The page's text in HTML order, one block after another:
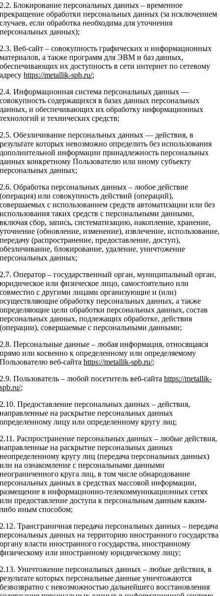
2.2. Блокирование персональных данных – временное
прекращение обработки персональных данных (за исключением
случаев, если обработка необходима для уточнения
персональных данных);
2.3. Веб-сайт – совокупность графических и информационных
материалов, а также программ для ЭВМ и баз данных,
обеспечивающих их доступность в сети интернет по сетевому
адресуhttps://metallik-spb.ru/;
2.4. Информационная система персональных данных —
совокупность содержащихся в базах данных персональных
данных, и обеспечивающих их обработку информационных
технологий и технических средств;
2.5. Обезличивание персональных данных — действия, в
результате которых невозможно определить без использования
дополнительной информации принадлежность персональных
данных конкретному Пользователю или иному субъекту
персональных данных;
2.6. Обработка персональных данных – любое действие
(операция) или совокупность действий (операций),
совершаемых с использованием средств автоматизации или без
использования таких средств с персональными данными,
включая сбор, запись, систематизацию, накопление, хранение,
уточнение (обновление, изменение), извлечение, использование,
передачу (распространение, предоставление, доступ),
обезличивание, блокирование, удаление, уничтожение
персональных данных;
2.7. Оператор – государственный орган, муниципальный орган,
юридическое или физическое лицо, самостоятельно или
совместно с другими лицами организующие и (или)
осуществляющие обработку персональных данных, а также
определяющие цели обработки персональных данных, состав
персональных данных, подлежащих обработке, действия
(операции), совершаемые с персональными данными;
2.8. Персональные данные – любая информация, относящаяся
прямо или косвенно к определенному или определяемому
Пользователю веб-сайтаhttps://metallik-spb.ru/;
2.9. Пользователь – любой посетитель веб-сайтаhttps://metallik-
spb.ru/;
2.10. Предоставление персональных данных – действия,
направленные на раскрытие персональных данных
определенному лицу или определенному кругу лиц;
2.11. Распространение персональных данных – любые действия,
направленные на раскрытие персональных данных
неопределенному кругу лиц (передача персональных данных)
или на ознакомление с персональными данными
неограниченного круга лиц, в том числе обнародование
персональных данных в средствах массовой информации,
размещение в информационно-телекоммуникационных сетях
или предоставление доступа к персональным данным каким-
либо иным способом;
2.12. Трансграничная передача персональных данных – передача
персональных данных на территорию иностранного государства
органу власти иностранного государства, иностранному
физическому или иностранному юридическому лицу;
2.13. Уничтожение персональных данных – любые действия, в
результате которых персональные данные уничтожаются
безвозвратно с невозможностью дальнейшего восстановления